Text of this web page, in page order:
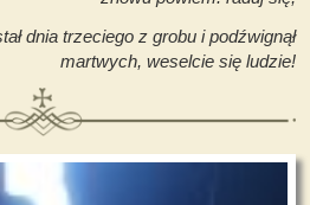
dnia trzeciego z grobu i podźwignął
martwych, weselcie się ludzie!